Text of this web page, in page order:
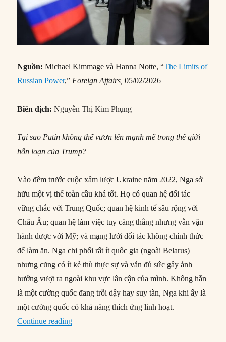
Nguồn: Michael Kimmage và Hanna Notte, “The Limits of
Russian Power,” Foreign Affairs ,05/02/2026
Biên dịch:Nguyễn Thị Kim Phụng
Tại sao Putin không thể vươn lên mạnh mẽ trong thế giới
hỗn loạn của Trump?
Vào đêm trước cuộc xâm lược Ukraine năm 2022, Nga sở
hữu một vị thế toàn cầu khá tốt. Họ có quan hệ đối tác
vững chắc với Trung Quốc; quan hệ kinh tế sâu rộng với
Châu Âu; quan hệ làm việc tuy căng thẳng nhưng vẫn vận
hành được với Mỹ; và mạng lưới đối tác không chính thức
để làm ăn. Nga chi phối rất ít quốc gia (ngoài Belarus)
nhưng cũng có ít kẻ thù thực sự và vẫn đủ sức gây ảnh
hưởng vượt ra ngoài khu vực lân cận của mình. Không hẳn
là một cường quốc đang trỗi dậy hay suy tàn, Nga khi ấy là
một cường quốc có khả năng thích ứng linh hoạt.
Continue reading“Những giới hạn của quyền lực Nga”